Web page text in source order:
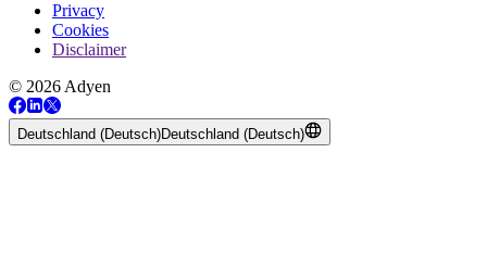
Privacy
Cookies
Disclaimer
© 2026 Adyen
Deutschland (Deutsch)Deutschland (Deutsch)